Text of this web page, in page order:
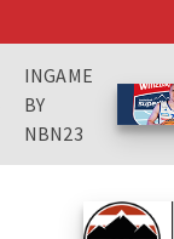
INGAME
BY
NBN23